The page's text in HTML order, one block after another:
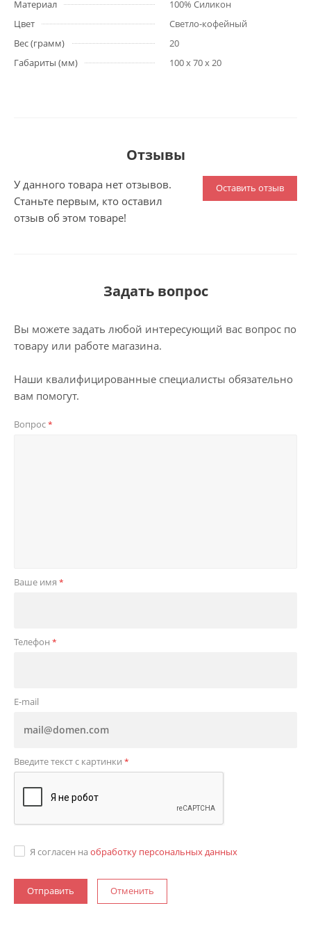
Материал
100% Силикон
Цвет
Светло-кофейный
Вес (грамм)
20
Габариты (мм)
100 x 70 x 20
Отзывы
Оставить отзыв
У данного товара нет отзывов.
Станьте первым, кто оставил
отзыв об этом товаре!
Задать вопрос
Вы можете задать любой интересующий вас вопрос по
товару или работе магазина.
Наши квалифицированные специалисты обязательно
вам помогут.
Вопрос*
Ваше имя *
Телефон *
E-mail
Введите текст с картинки *
Я согласен на обработку персональных данных
Отменить